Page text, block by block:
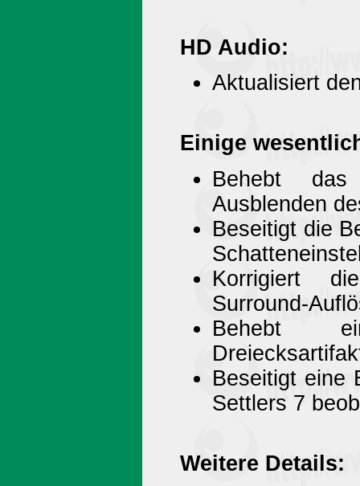
HD Audio:
Aktualisiert
Einige
Behebt
Ausblenden
Beseitigt die
Korrigiert
Surround-
Behebt
Beseitigt eine
Settlers 7
Weitere Details: